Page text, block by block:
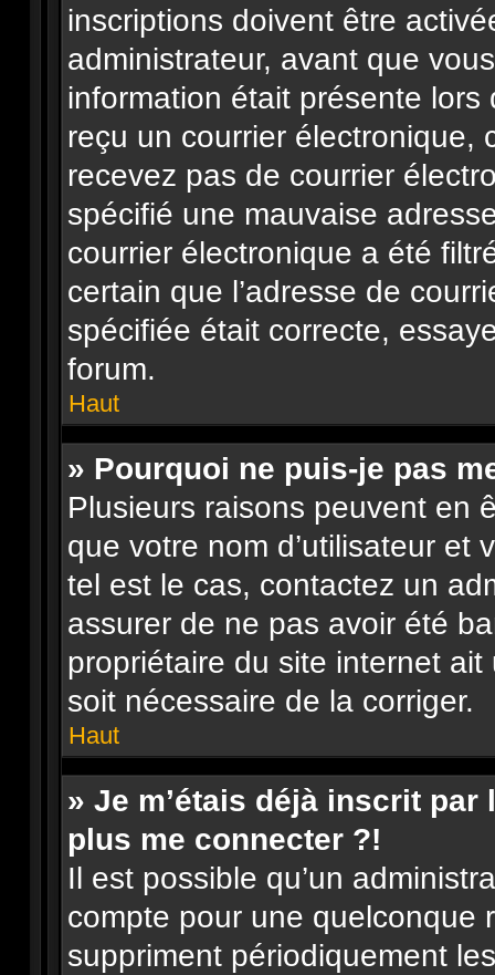
inscriptions doivent être
administrateur, avant que
information était présente
reçu un courrier électronique,
recevez pas de courrier
spécifié une mauvaise
courrier électronique a été
certain que l’adresse de
spécifiée était correcte,
forum.
Haut
» Pourquoi ne puis-je pas
Plusieurs raisons peuvent en
que votre nom d’utilisateur et
tel est le cas, contactez un
assurer de ne pas avoir été
propriétaire du site internet
soit nécessaire de la corriger.
Haut
» Je m’étais déjà inscrit
plus me connecter ?!
Il est possible qu’un
compte pour une quelconque
suppriment périodiquement